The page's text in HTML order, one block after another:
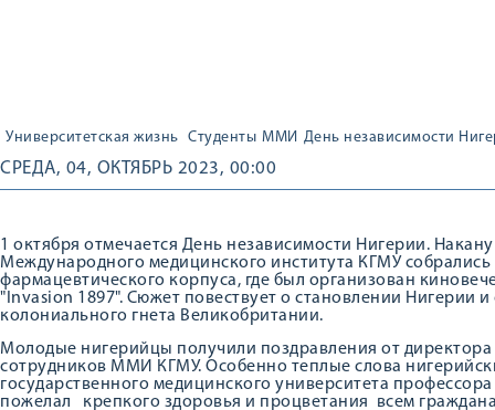
Университетская жизнь Студенты ММИ День независимости
СРЕДА, 04, ОКТЯБРЬ 2023, 00:00
1 октября отмечается День независимости Нигерии.
Международного медицинского института КГМУ
фармацевтического корпуса, где был организован
"Invasion 1897". Сюжет повествует о становлении Нигерии
колониального гнета Великобритании.
Молодые нигерийцы получили поздравления от
сотрудников ММИ КГМУ. Особенно теплые слова
государственного медицинского университета
пожелал крепкого здоровья и процветания всем